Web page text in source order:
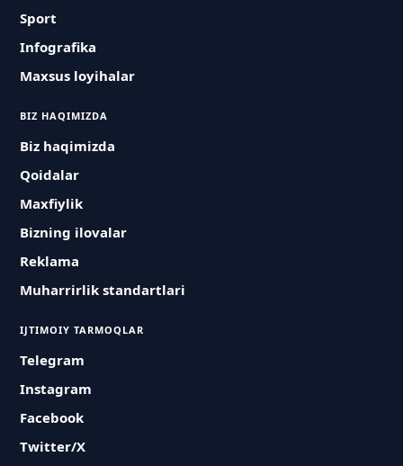
Sport
Infografika
Maxsus loyihalar
BIZ HAQIMIZDA
Biz haqimizda
Qoidalar
Maxfiylik
Bizning ilovalar
Reklama
Muharrirlik standartlari
IJTIMOIY TARMOQLAR
Telegram
Instagram
Facebook
Twitter/X